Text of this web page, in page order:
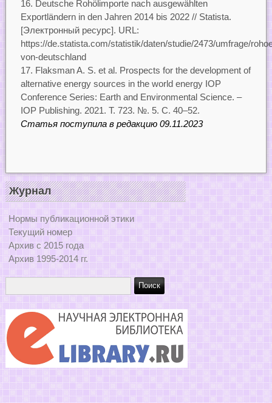
Deutsche Rohölimporte nach ausgewählten
Exportländern in den Jahren 2014 bis 2022 // Statista.
[Электронный ресурс]. URL:
https://de.statista.com/statistik/daten/studie/2473/umfrage/
von-deutschland
Flaksman A. S. et al. Prospects for the development of
alternative energy sources in the world energy IOP
Conference Series: Earth and Environmental Science. –
IOP Publishing. 2021. Т. 723. №. 5. С. 40–52.
Статья поступила в редакцию 09.11.2023
Журнал
Нормы публикационной этики
Текущий номер
Архив с 2015 года
Архив 1995-2014 гг.